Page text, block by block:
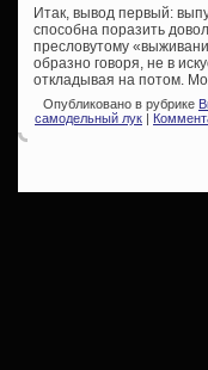
Итак, вывод первый:
способна поразить
пресловутому
образно говоря, не в
откладывая на потом.
Опубликовано в рубрике
самодельный лук |